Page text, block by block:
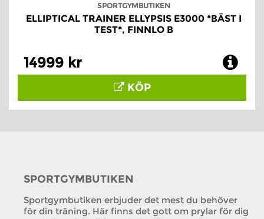
SPORTGYMBUTIKEN
ELLIPTICAL TRAINER ELLYPSIS E3000 *BÄST I
TEST*, FINNLO B
14999 kr
KÖP
SPORTGYMBUTIKEN
Sportgymbutiken erbjuder det mest du behöver
för din träning. Här finns det gott om prylar för dig